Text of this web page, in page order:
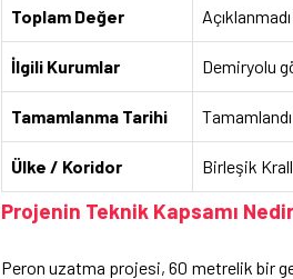
Toplam Değer Açıklanmadı
İlgili Kurumlar Demiryolu
Tamamlanma Tarihi
Ülke / Koridor Birleşik
Projenin Teknik Kapsamı
Peron uzatma projesi, 60 metrelik bir